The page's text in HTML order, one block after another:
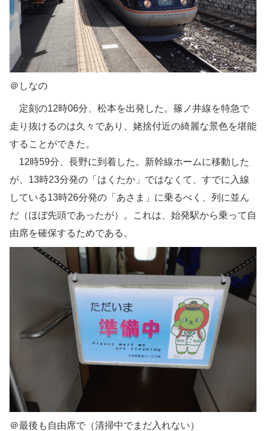
＠しなの
定刻の12時06分、松本を出発した。篠ノ井線を特急で
走り抜けるのは久々であり、姥捨付近の綺麗な景色を堪能
することができた。
12時59分、長野に到着した。新幹線ホームに移動した
が、13時23分発の「はくたか」ではなくて、すでに入線
している13時26分発の「あさま」に乗るべく、列に並ん
だ（ほぼ先頭であったが）。これは、始発駅から乗って自
由席を確保するためである。
＠最後も自由席で（清掃中でまだ入れない）